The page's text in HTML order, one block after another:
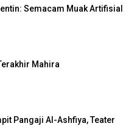
Semacam Muak Artifisial
Mahira
Pangaji Al-Ashfiya, Teater